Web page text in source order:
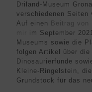
Driland-Museum
verschiedenen Seiten
Auf einen
Beitrag von
mir im September
Museums sowie die
folgen Artikel über die
Dinosaurierfunde
Kleine-Ringelstein,
Grundstock für das